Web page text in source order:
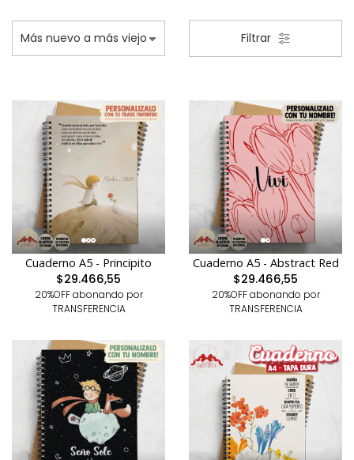
Filtrar
Cuaderno A5 - Principito
$29.466,55
20%OFF abonando por
TRANSFERENCIA
Cuaderno A5 - Abstract Red
$29.466,55
20%OFF abonando por
TRANSFERENCIA